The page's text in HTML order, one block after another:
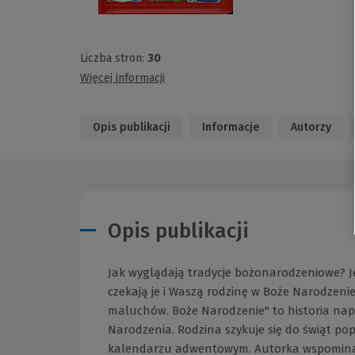
Liczba stron: 30
Więcej informacji
Opis publikacji Informacje Autorzy
Opis publikacji
Jak wyglądają tradycje bożonarodzeniowe?
czekają je i Waszą rodzinę w Boże
maluchów. Boże Narodzenie" to historia
Narodzenia. Rodzina szykuje się do świąt
kalendarzu adwentowym. Autorka